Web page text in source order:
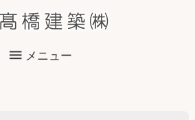
メニュー